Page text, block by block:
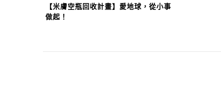
【米膚空瓶回收計畫】愛地球，從小事
做起！